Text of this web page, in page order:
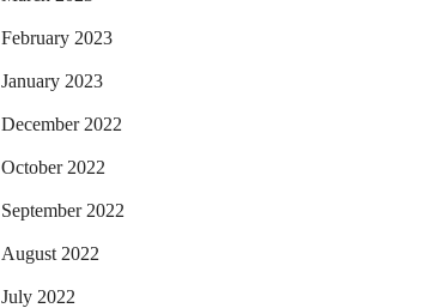
February 2023
January 2023
December 2022
October 2022
September 2022
August 2022
July 2022